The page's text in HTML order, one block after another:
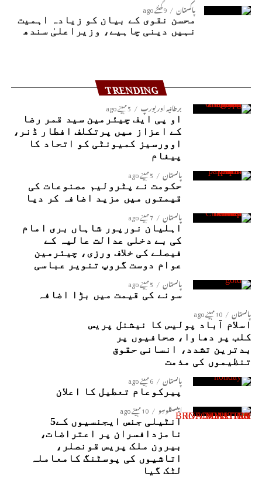
پاکستان 9 گھنٹے ago
محسن نقوی کے بیان کو زیادہ اہمیت
نہیں دینی چاہیے، وزیراعلیٰ سندھ
TRENDING
برطانیہ اور یورپ 5 مہینے ago
او پی ایف چیئرمین سید قمر رضا
کے اعزاز میں پرتکلف افطار ڈنر،
اوورسیز کمیونٹی کو اتحاد کا
پیغام
پاکستان 5 مہینے ago
حکومت نے پٹرولیم مصنوعات کی
قیمتوں میں مزید اضافہ کر دیا
پاکستان 7 مہینے ago
اہلیان نورپور شاہاں بری امام
کی بے دخلی عدالت عالیہ کے
فیصلے کی خلاف ورزی، چیئرمین
عوام دوست گروپ تنویر عباسی
پاکستان 5 مہینے ago
سونے کی قیمت میں بڑا اضافہ
پاکستان 10 مہینے ago
اسلام آباد پولیس کا نیشنل پریس
کلب پر دھاوا، صحافیوں پر
بدترین تشدد، انسانی حقوق
تنظیموں کی مذمت
پاکستان 6 مہینے ago
پیرکوعام تعطیل کا اعلان
ایکسکلوسِو 10 مہینے ago
انٹیلی جنس ایجنسیوں کے5
نامزدافسران پر اعتراضات،
بیرون ملک پریس قونصلر،
اتاشیوں کی پوسٹنگ کامعاملہ
لٹک گیا